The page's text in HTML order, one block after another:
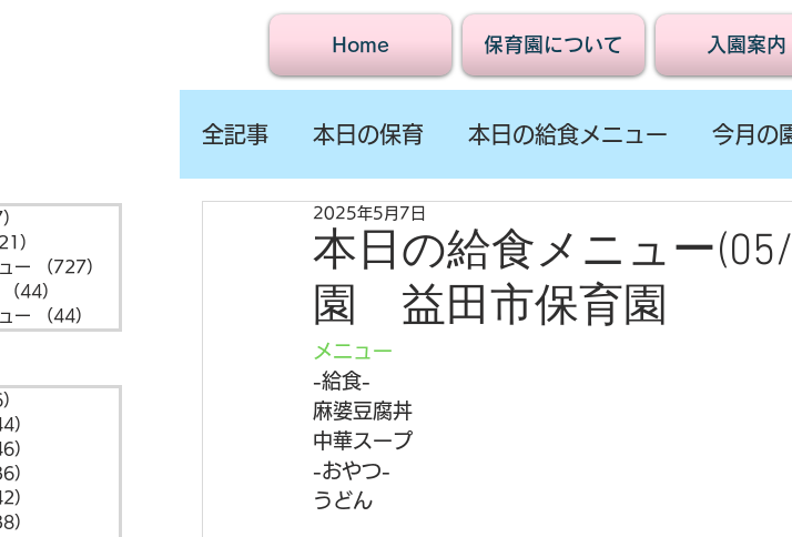
Home 保育園について 入園案内
）
ー
（727）
（44）
ー
（44）
）
）
）
）
）
全記事 本日の保育 本日の給食メニュー 今月の
本日の給食メニュー
園 益田市保育園
2025年5月7日
メニュー
-給食-
麻婆豆腐丼
中華スープ
-おやつ-
うどん